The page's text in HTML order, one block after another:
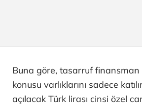
Buna göre, tasarruf finansman
konusu varlıklarını sadece
açılacak Türk lirası cinsi özel